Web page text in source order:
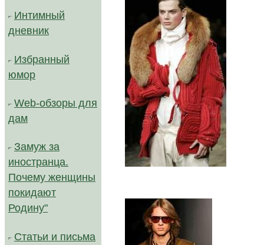
Интимный
дневник
Избранный
юмор
Web-обзоры для
дам
Замуж за
иностранца.
Почему женщины
покидают
Родину"
Статьи и письма